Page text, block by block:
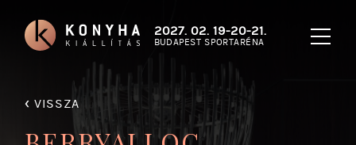
2027. 02. 19-20-21.
BUDAPEST SPORTARÉNA
‹ VISSZA